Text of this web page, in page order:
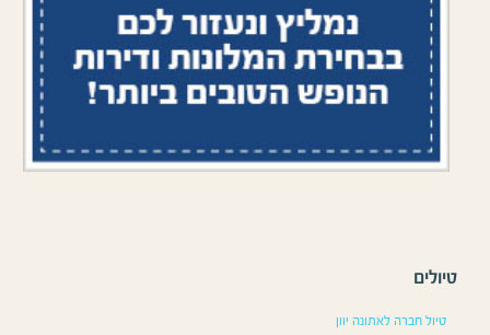
טיולים
טיול חברה לאתונה יוון